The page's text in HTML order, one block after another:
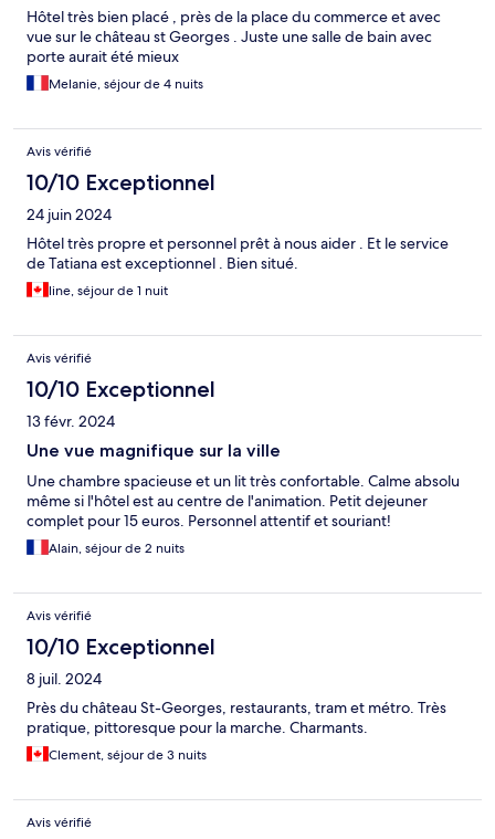
Hôtel très bien placé , près de la place du commerce et avec
vue sur le château st Georges . Juste une salle de bain avec
porte aurait été mieux
Melanie, séjour de 4 nuits
Avis vérifié
10/10 Exceptionnel
24 juin 2024
Hôtel très propre et personnel prêt à nous aider . Et le service
de Tatiana est exceptionnel . Bien situé.
line, séjour de 1 nuit
Avis vérifié
10/10 Exceptionnel
13 févr. 2024
Une vue magnifique sur la ville
Une chambre spacieuse et un lit très confortable. Calme absolu
même si l'hôtel est au centre de l'animation. Petit dejeuner
complet pour 15 euros. Personnel attentif et souriant!
Alain, séjour de 2 nuits
Avis vérifié
10/10 Exceptionnel
8 juil. 2024
Près du château St-Georges, restaurants, tram et métro. Très
pratique, pittoresque pour la marche. Charmants.
Clement, séjour de 3 nuits
Avis vérifié